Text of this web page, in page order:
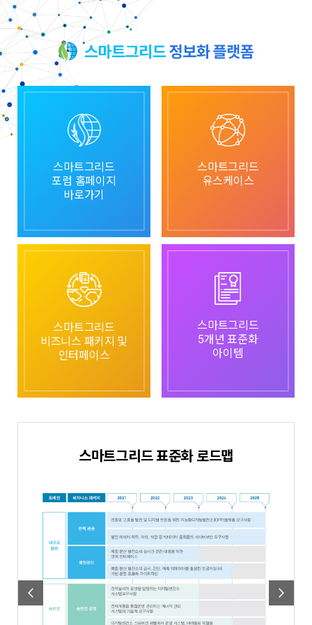
스마트그리드
포럼 홈페이지
바로가기
스마트그리드
유스케이스
스마트그리드
비즈니스 패키지 및
인터페이스
스마트그리드
5개년 표준화
아이템
스마트그리드 표준화 로드맵